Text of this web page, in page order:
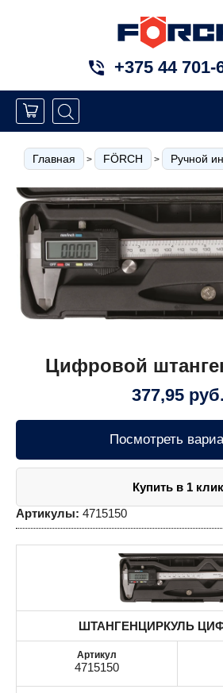
+375 44 701-
Главная > FÖRCH > Ручной
Цифровой
377,95 руб.
Посмотреть
Купить в 1 клик
Артикулы: 4715150
ШТАНГЕНЦИРКУЛЬ
4715150